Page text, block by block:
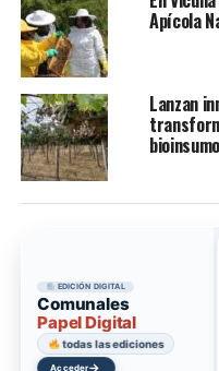
Apícola
Lanzan
EDICIÓN DIGITAL
Comunales
Papel Digital
todas las ediciones
Acceder→